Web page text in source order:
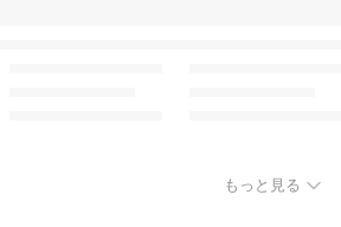
もっと見る